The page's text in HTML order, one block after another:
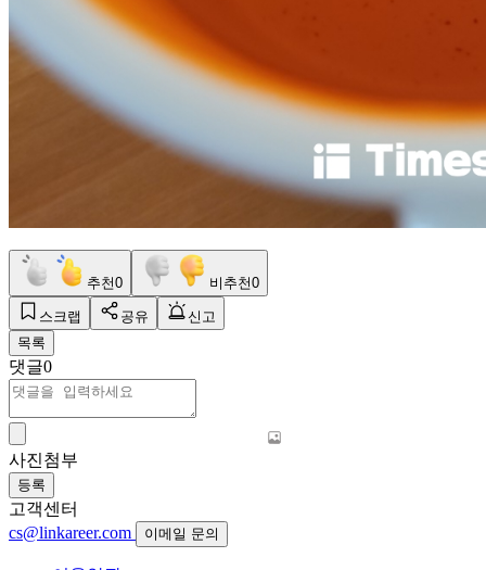
추천0 비추천0
스크랩 공유
신고
목록
댓글0
사진첨부
등록
고객센터
cs@linkareer.com
이메일 문의